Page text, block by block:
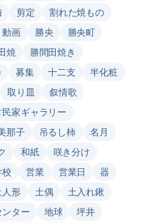
剪定
割れた焼もの
動画 勝央
勝央町
焼
勝間田焼き
募集 十二支
半化粧
取り皿
叙情歌
家ギャラリー
那子 吊るし柿
名月
和紙
咲き分け
営業 営業日
器
人形 土偶
土入れ鍬
ター 地球
坪井